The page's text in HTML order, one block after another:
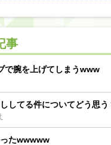
by livedoor 相
事
で腕を上げてしまうwww
してる件についてどう思う
ったwwwww